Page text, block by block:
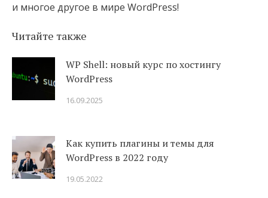
и многое другое в мире WordPress!
Читайте также
WP Shell: новый курс по хостингу
WordPress
16.09.2025
Как купить плагины и темы для
WordPress в 2022 году
19.05.2022